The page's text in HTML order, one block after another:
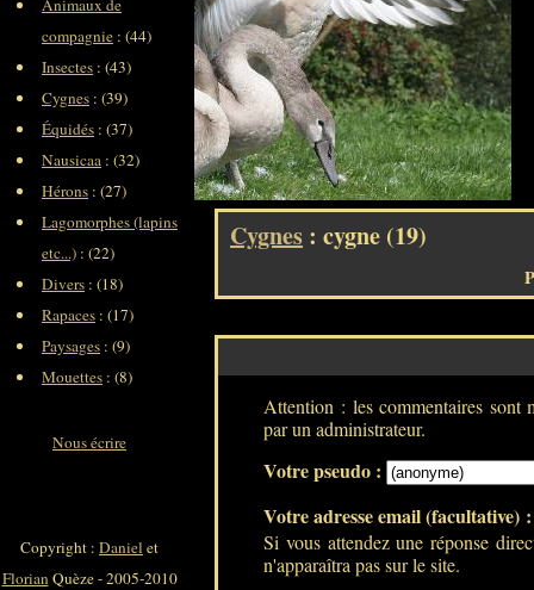
Cygnes : cygne (19)
Attention : les commentaires sont
par un administrateur.
Votre pseudo :
Votre adresse email (facultative)
Si vous attendez une réponse
n'apparaîtra pas sur le site.
Animaux de
compagnie : (44)
Insectes : (43)
Cygnes : (39)
Équidés : (37)
Nausicaa : (32)
Hérons : (27)
Lagomorphes (lapins
etc...) : (22)
Divers : (18)
Rapaces : (17)
Paysages : (9)
Mouettes : (8)
Nous écrire
Copyright : Daniel et
FlorianQuèze - 2005-2010